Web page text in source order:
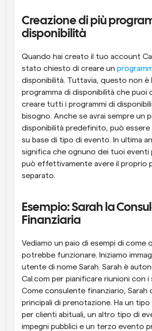
Creazione di più
disponibilità
Quando hai creato il tuo account
stato chiesto di creare un
disponibilità. Tuttavia, questo non è
programma di disponibilità che puoi
creare tutti i programmi di
bisogno. Anche se avrai sempre un
disponibilità predefinito, può
su base di tipo di evento. In ultima
significa che ognuno dei tuoi eventi
può effettivamente avere il proprio
separato.
Esempio: Sarah la
Finanziaria
Vediamo un paio di esempi di come
potrebbe funzionare. Iniziamo
utente di nome Sarah. Sarah è
Cal.com per pianificare riunioni con i
Come consulente finanziario,
principali di prenotazione. Ha un
per clienti abituali, un altro tipo di
impegni pubblici e un terzo evento